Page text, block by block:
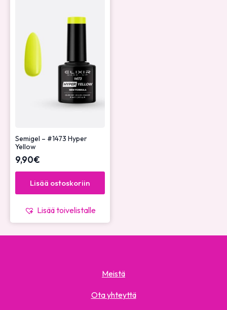
Semigel – #1473 Hyper
Yellow
9,90€
Lisää ostoskoriin
Lisää toivelistalle
Meistä
Ota yhteyttä